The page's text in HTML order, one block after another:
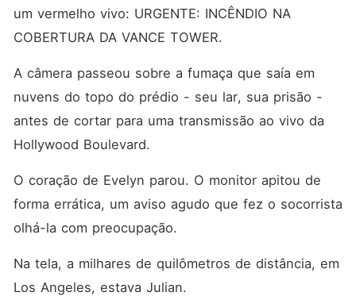
um vermelho vivo: URGENTE: INCÊNDIO NA
COBERTURA DA VANCE TOWER.
A câmera passeou sobre a fumaça que saía em
nuvens do topo do prédio - seu lar, sua prisão -
antes de cortar para uma transmissão ao vivo da
Hollywood Boulevard.
O coração de Evelyn parou. O monitor apitou de
forma errática, um aviso agudo que fez o socorrista
olhá-la com preocupação.
Na tela, a milhares de quilômetros de distância, em
Los Angeles, estava Julian.